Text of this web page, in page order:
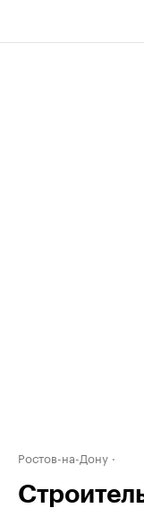
Ростов-на-Дону